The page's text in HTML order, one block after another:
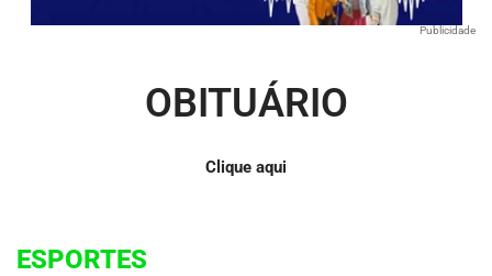
Publicidade
OBITUÁRIO
Clique aqui
ESPORTES